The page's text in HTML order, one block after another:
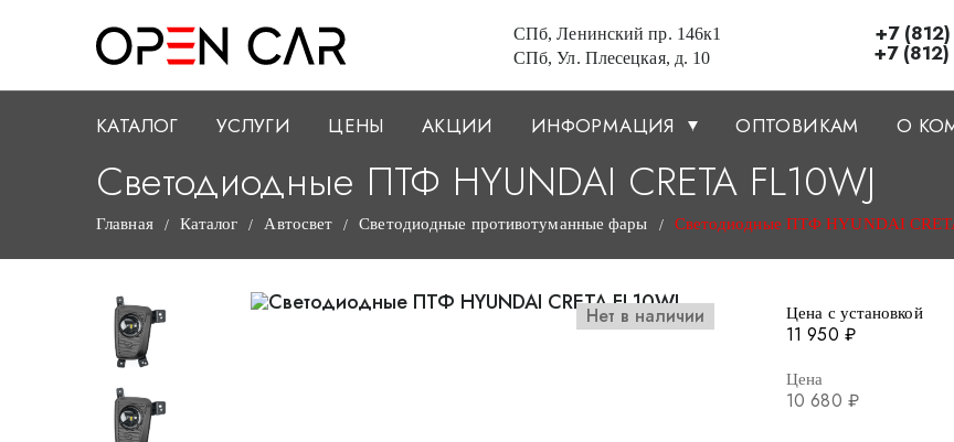
СПб, Ленинский пр. 146к1
СПб, Ул. Плесецкая, д. 10
+7
+7
КАТАЛОГ УСЛУГИ ЦЕНЫ АКЦИИ ИНФОРМАЦИЯ ОПТОВИКАМ О
Светодиодные ПТФ HYUNDAI CRETA FL10WJ
Главная / Каталог / Автосвет / Светодиодные противотуманные фары / Светодиодные ПТФ HYUNDAI
Нет в наличии Цена с установкой
11 950 ₽
Цена
10 680 ₽